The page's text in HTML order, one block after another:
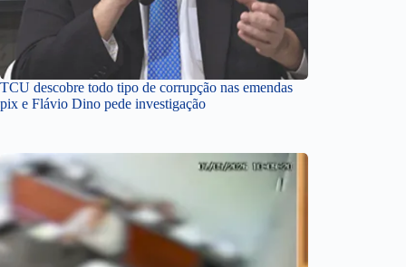
TCU descobre todo tipo de corrupção nas emendas
pix e Flávio Dino pede investigação